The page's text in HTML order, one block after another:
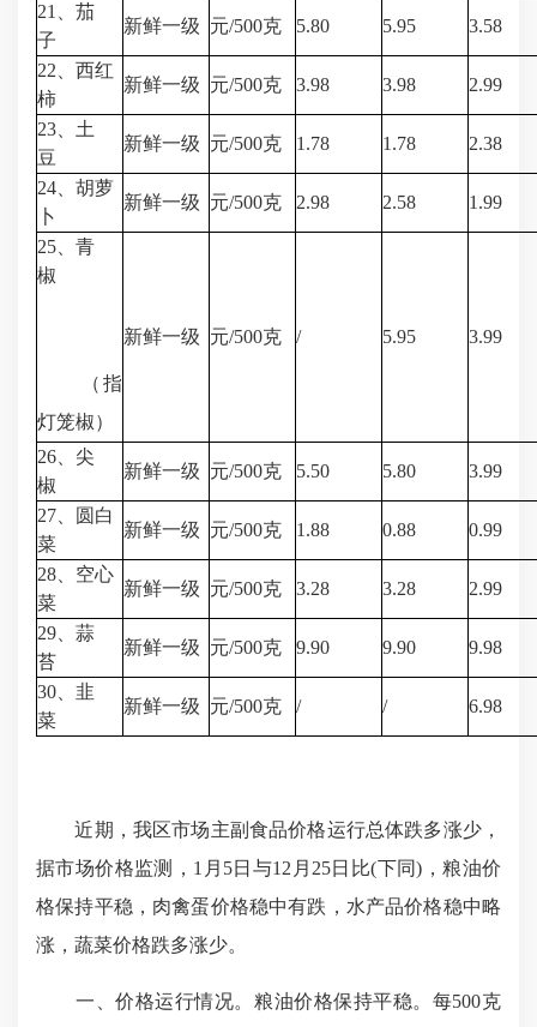
21、茄
子
新鲜一级 元/500克 5.80 5.95 3.58
22、西红
柿
新鲜一级 元/500克 3.98 3.98 2.99
23、土
豆
新鲜一级 元/500克 1.78 1.78 2.38
24、胡萝
卜
新鲜一级 元/500克 2.98 2.58 1.99
25、青
椒
（指
灯笼椒）
新鲜一级 元/500克 / 5.95 3.99
26、尖
椒
新鲜一级 元/500克 5.50 5.80 3.99
27、圆白
菜
新鲜一级 元/500克 1.88 0.88 0.99
28、空心
菜
新鲜一级 元/500克 3.28 3.28 2.99
29、蒜
苔
新鲜一级 元/500克 9.90 9.90 9.98
30、韭
菜
新鲜一级 元/500克 / / 6.98
近期，我区市场主副食品价格运行总体跌多涨少，
据市场价格监测，1月5日与12月25日比(下同)，粮油价
格保持平稳，肉禽蛋价格稳中有跌，水产品价格稳中略
涨，蔬菜价格跌多涨少。
一、价格运行情况。粮油价格保持平稳。每500克